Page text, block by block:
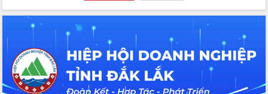
Đoàn đại biểu Quốc hội tỉnh Đắk Lắk
trao đổi thông tin trước Kỳ họp thứ
nhất, Quốc hội khóa XVI
Quyết liệt cải cách hành chính, khơi
thông nguồn lực phát triển
Nâng cao hiệu lực, hiệu quả HĐND
tỉnh thông qua hiện đại hóa hành chính